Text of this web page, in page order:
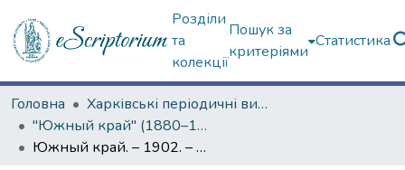
Розділи
та
колекції
Пошук за
критеріями
Статистика
Головна
Харківські періодичні видання
"Южный край" (1880–1919 гг.)
Южный край. – 1902. – 17 октября (№ 7526)